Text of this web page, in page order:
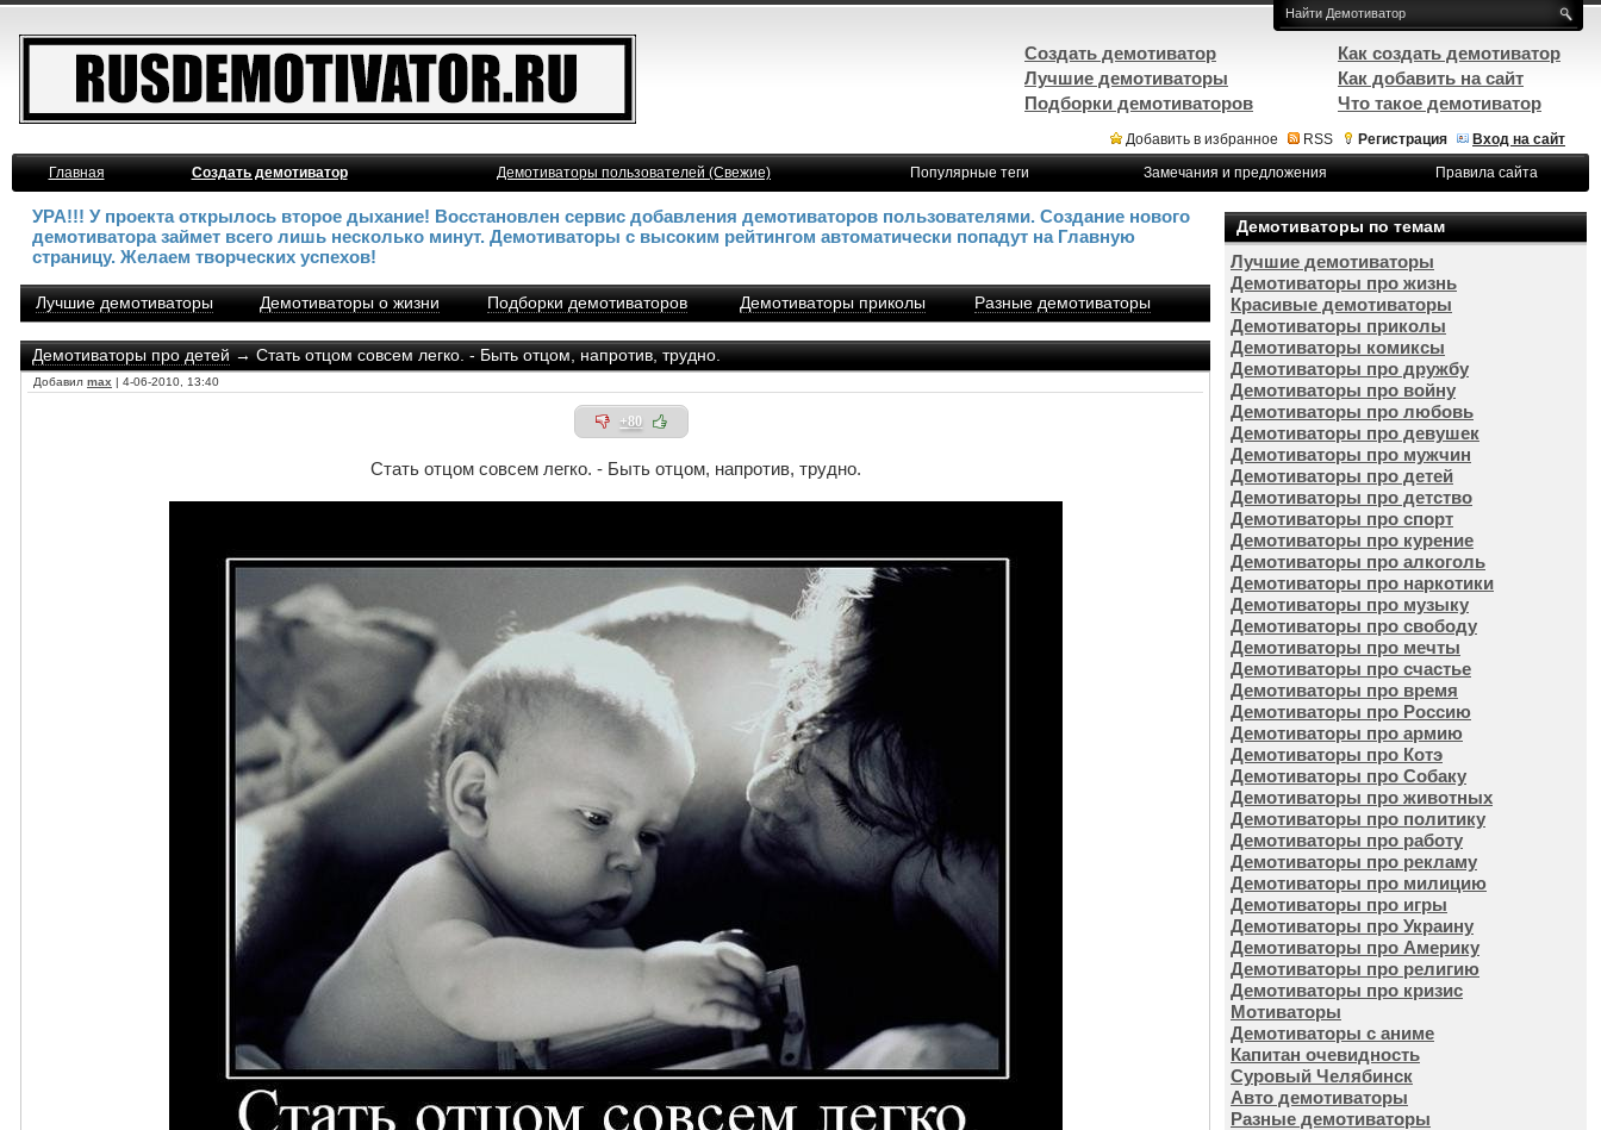
Добавить в избранное RSS Регистрация
Вход на сайт
Главная
Создать демотиватор Демотиваторы пользователей (Свежие) Популярные теги Замечания и предложения Правила сайта
УРА!!! У проекта открылось второе дыхание! Восстановлен сервис добавления демотиваторов пользователями. Создание нового
демотиватора займет всего лишь несколько минут. Демотиваторы с высоким рейтингом автоматически попадут на Главную
страницу. Желаем творческих успехов!
Лучшие демотиваторы Демотиваторы о жизни Подборки демотиваторов Демотиваторы приколы Разные демотиваторы
Демотиваторы про детей→ Стать отцом совсем легко. - Быть отцом, напротив, трудно.
Добавил max | 4-06-2010, 13:40
+80
Стать отцом совсем легко. - Быть отцом, напротив, трудно.
Демотиваторы по темам
Лучшие демотиваторы
Демотиваторы про жизнь
Красивые демотиваторы
Демотиваторы приколы
Демотиваторы комиксы
Демотиваторы про дружбу
Демотиваторы про войну
Демотиваторы про любовь
Демотиваторы про девушек
Демотиваторы про мужчин
Демотиваторы про детей
Демотиваторы про детство
Демотиваторы про спорт
Демотиваторы про курение
Демотиваторы про алкоголь
Демотиваторы про наркотики
Демотиваторы про музыку
Демотиваторы про свободу
Демотиваторы про мечты
Демотиваторы про счастье
Демотиваторы про время
Демотиваторы про Россию
Демотиваторы про армию
Демотиваторы про Котэ
Демотиваторы про Собаку
Демотиваторы про животных
Демотиваторы про политику
Демотиваторы про работу
Демотиваторы про рекламу
Демотиваторы про милицию
Демотиваторы про игры
Демотиваторы про Украину
Демотиваторы про Америку
Демотиваторы про религию
Демотиваторы про кризис
Мотиваторы
Демотиваторы с аниме
Капитан очевидность
Суровый Челябинск
Авто демотиваторы
Разные демотиваторы
Создать демотиватор
Лучшие демотиваторы
Подборки демотиваторов
Как создать демотиватор
Как добавить на сайт
Что такое демотиватор